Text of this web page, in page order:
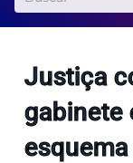
Justiça
gabinete